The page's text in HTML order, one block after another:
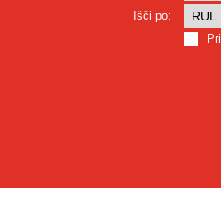
Išči po: